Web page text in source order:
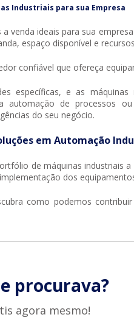
Industriais para sua Empresa
venda ideais para sua
espaço disponível e
confiável que ofereça
específicas, e as
automação de processos
do seu negócio.
em Automação
de máquinas industriais
dos
como podemos
procurava?
agora mesmo!